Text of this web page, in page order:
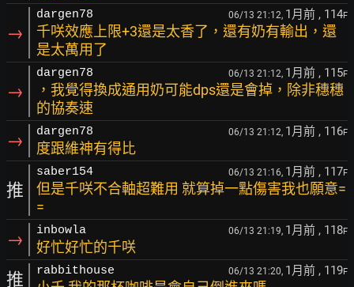
→
dargen78 06/13 21:12, 1月前 , 114F
千咲效應上限+3還是太香了，還有奶有輸出，還
是太萬用了
→
dargen78 06/13 21:12, 1月前 , 115F
，我覺得換成通用奶可能dps還是會掉，除非穗穗
的協奏速
→ dargen78 06/13 21:12, 1月前 , 116F
度跟維神有得比
推
saber154 06/13 21:16, 1月前 , 117F
但是千咲不合軸超難用 就算掉一點傷害我也願意=
=
→ inbowla 06/13 21:19, 1月前 , 118F
好忙好忙的千咲
推 rabbithouse 06/13 21:20, 1月前 , 119F